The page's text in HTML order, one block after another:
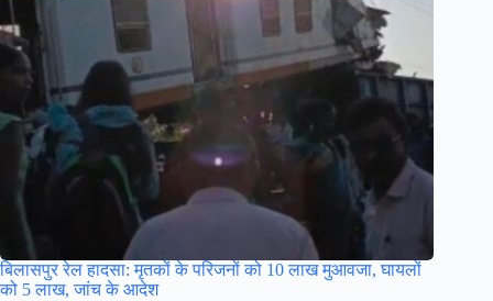
बिलासपुर रेल हादसा: मृतकों के परिजनों को 10 लाख मुआवजा, घायलों
को 5 लाख, जांच के आदेश